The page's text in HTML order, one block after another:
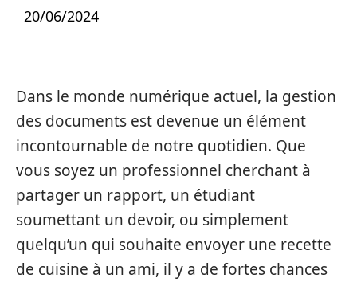
20/06/2024
Dans le monde numérique actuel, la gestion
des documents est devenue un élément
incontournable de notre quotidien. Que
vous soyez un professionnel cherchant à
partager un rapport, un étudiant
soumettant un devoir, ou simplement
quelqu’un qui souhaite envoyer une recette
de cuisine à un ami, il y a de fortes chances